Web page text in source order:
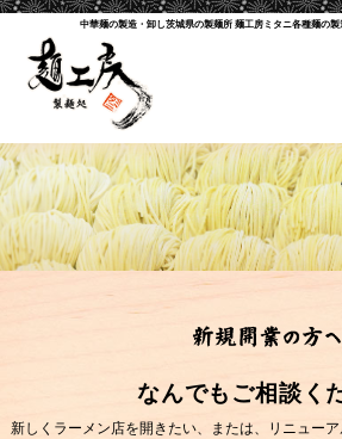
中華麺の製造・卸し茨城県の製麺所 麺工房ミタニ各種麺の製
なんでもご相談く
新しくラーメン店を開きたい、または、リニューア